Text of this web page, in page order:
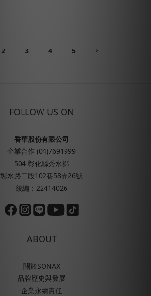
2 3 4 5
FOLLOW US ON
香華股份有限公司
企業合作 (04)7691999
504 彰化縣秀水鄉
彰水路二段102巷58弄26號
統編：22414026
ABOUT
關於SONAX
品牌歷史與發展
企業永續責任